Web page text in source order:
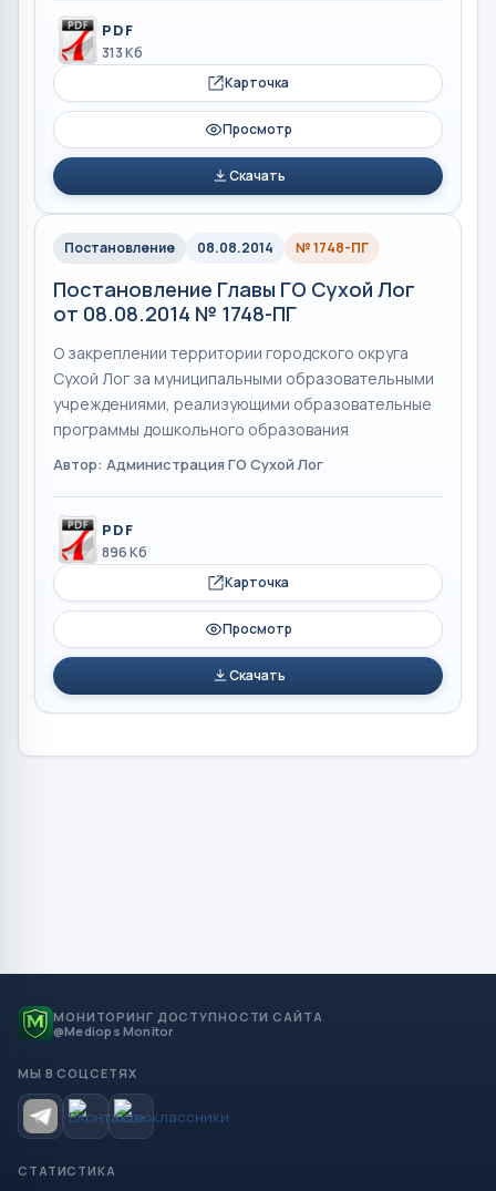
PDF
313 Кб
Карточка
Просмотр
Скачать
Постановление 08.08.2014 № 1748-ПГ
Постановление Главы ГО Сухой Лог
от 08.08.2014 № 1748-ПГ
О закреплении территории городского округа
Сухой Лог за муниципальными образовательными
учреждениями, реализующими образовательные
программы дошкольного образования
Автор: Администрация ГО Сухой Лог
PDF
896 Кб
Карточка
Просмотр
Скачать
МОНИТОРИНГ ДОСТУПНОСТИ САЙТА
@Mediops Monitor
МЫ В СОЦСЕТЯХ
СТАТИСТИКА